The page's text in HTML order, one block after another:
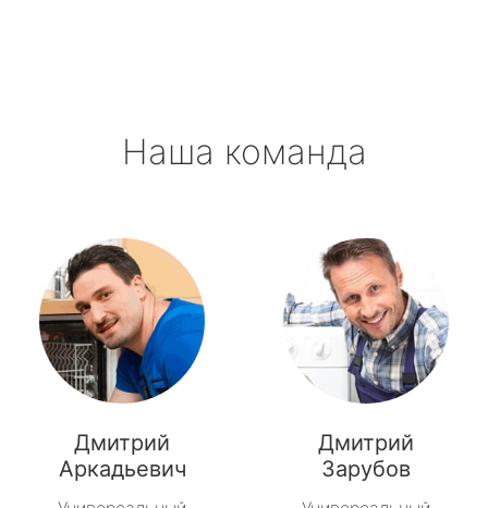
Наша команда
Дмитрий
Аркадьевич
Дмитрий
Зарубов